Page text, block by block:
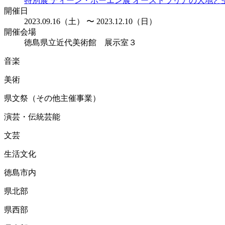
開催日
2023.09.16（土） 〜 2023.12.10（日）
開催会場
徳島県⽴近代美術館 展示室３
音楽
美術
県文祭（その他主催事業）
演芸・伝統芸能
文芸
生活文化
徳島市内
県北部
県西部